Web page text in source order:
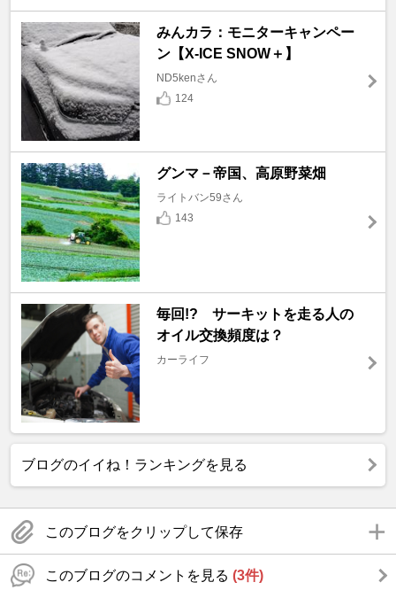
みんカラ：モニターキャンペー
ン【X-ICE SNOW＋】
ND5kenさん
124
グンマ－帝国、高原野菜畑
ライトバン59さん
143
毎回!? サーキットを走る人の
オイル交換頻度は？
カーライフ
ブログのイイね！ランキングを見る
このブログをクリップして保存
このブログのコメントを見る (3件)